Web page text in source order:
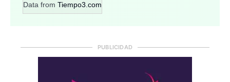
Data from Tiempo3.com
PUBLICIDAD